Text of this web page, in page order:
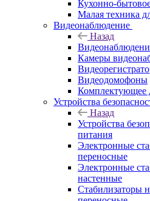
Кухонно-
Малая техника
Видеонаблюдение
Назад
Камеры
Видеодомофоны
Комплектующее
Устройства
Назад
Устройства
питания
Электронные
переносные
Электронные
настенные
Стабилизаторы